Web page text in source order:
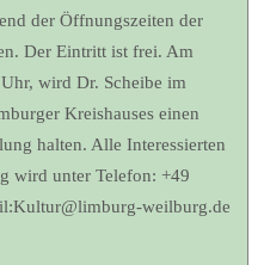
der Öffnungszeiten der
Der Eintritt ist frei. Am
wird Dr. Scheibe im
Kreishauses einen
halten. Alle Interessierten
wird unter Telefon: +49
weilburg.de